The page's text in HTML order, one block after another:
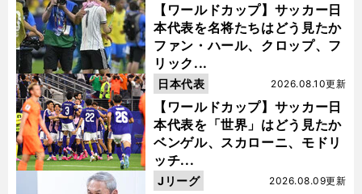
【ワールドカップ】サッカー日
本代表を名将たちはどう見たか
ファン・ハール、クロップ、フ
リック...
【ワールドカップ】サッカー日
本代表を「世界」はどう見たか
ベンゲル、スカローニ、モドリ
ッチ...
2026.08.10更新
日本代表
2026.08.09更新
Jリーグ